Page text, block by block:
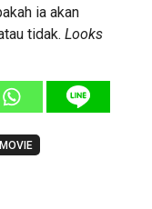
ia akan
tidak. Looks
MOVIE